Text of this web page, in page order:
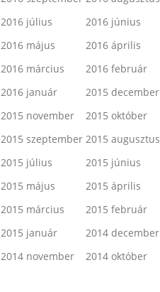
2016 július
2016 június
2016 május
2016 április
2016 március
2016 február
2016 január
2015 december
2015 november
2015 október
2015 szeptember 2015 augusztus
2015 július
2015 június
2015 május
2015 április
2015 március
2015 február
2015 január
2014 december
2014 november
2014 október